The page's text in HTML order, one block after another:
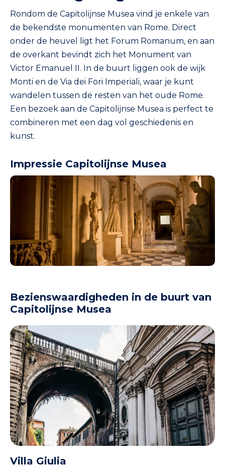
Rondom de Capitolijnse Musea vind je enkele van
de bekendste monumenten van Rome. Direct
onder de heuvel ligt het Forum Romanum, en aan
de overkant bevindt zich het Monument van
Victor Emanuel II. In de buurt liggen ook de wijk
Monti en de Via dei Fori Imperiali, waar je kunt
wandelen tussen de resten van het oude Rome.
Een bezoek aan de Capitolijnse Musea is perfect te
combineren met een dag vol geschiedenis en
kunst.
Impressie Capitolijnse Musea
Bezienswaardigheden in de buurt van
Capitolijnse Musea
Villa Giulia